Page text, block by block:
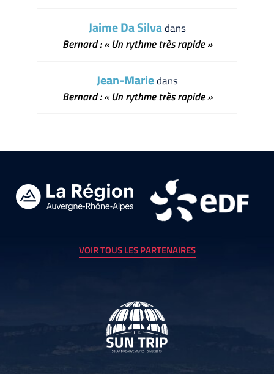
Jaime Da Silvadans
Bernard : « Un rythme très rapide »
Jean-Mariedans
Bernard : « Un rythme très rapide »
VOIR TOUS LES PARTENAIRES